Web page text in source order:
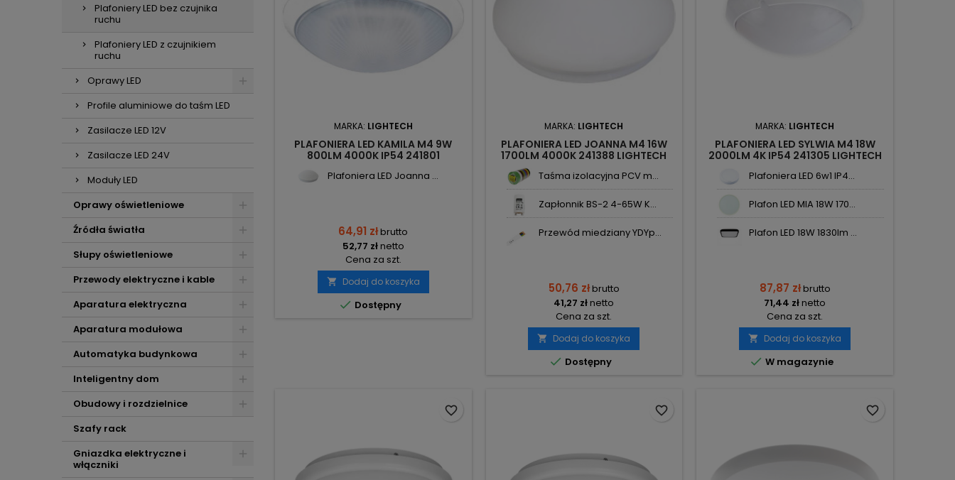
Plafoniery LED bez czujnika
ruchu
Plafoniery LED z czujnikiem
ruchu
Oprawy LED
Profile aluminiowe do taśm LED
Zasilacze LED 12V
Zasilacze LED 24V
Moduły LED
Oprawy oświetleniowe
Źródła światła
Słupy oświetleniowe
Przewody elektryczne i kable
Aparatura elektryczna
Aparatura modułowa
Automatyka budynkowa
Inteligentny dom
Obudowy i rozdzielnice
Szafy rack
Gniazdka elektryczne i
włączniki
MARKA: LIGHTECH
PLAFONIERA LED KAMILA M4 9W
800LM 4000K IP54 241801
Plafoniera LED Joanna ...
64,91 złbrutto
52,77 złnetto
Cena za szt.
 Dodaj do koszyka
 Dostępny
MARKA: LIGHTECH
PLAFONIERA LED JOANNA M4 16W
1700LM 4000K 241388 LIGHTECH
Taśma izolacyjna PCV m...
Zapłonnik BS-2 4-65W K...
Przewód miedziany YDYp...
50,76 złbrutto
41,27 złnetto
Cena za szt.
 Dodaj do koszyka
 Dostępny
MARKA: LIGHTECH
PLAFONIERA LED SYLWIA M4 18W
2000LM 4K IP54 241305 LIGHTECH
Plafoniera LED 6w1 IP4...
Plafon LED MIA 18W 170...
Plafon LED 18W 1830lm ...
87,87 złbrutto
71,44 złnetto
Cena za szt.
 Dodaj do koszyka
 W magazynie
favorite_border favorite_border favorite_border